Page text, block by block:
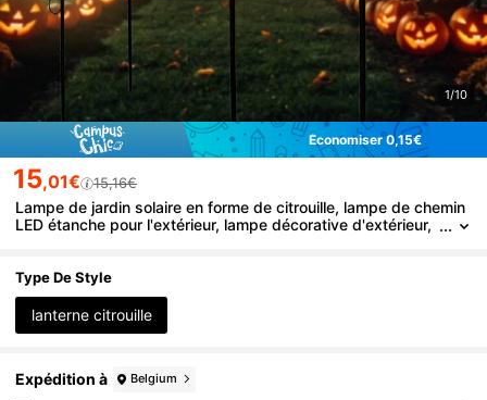
1/10
Économiser 0,15€
15,01€ 15,16€
Lampe de jardin solaire en forme de citrouille, lampe de chemin
LED étanche pour l'extérieur, lampe décorative d'extérieur,
n d'Halloween, le jardin, l'allée, le pavillon, l'arrière-cour, le porch
e et la décoration de fête
Type De Style
lanterne citrouille
Expédition à Belgium